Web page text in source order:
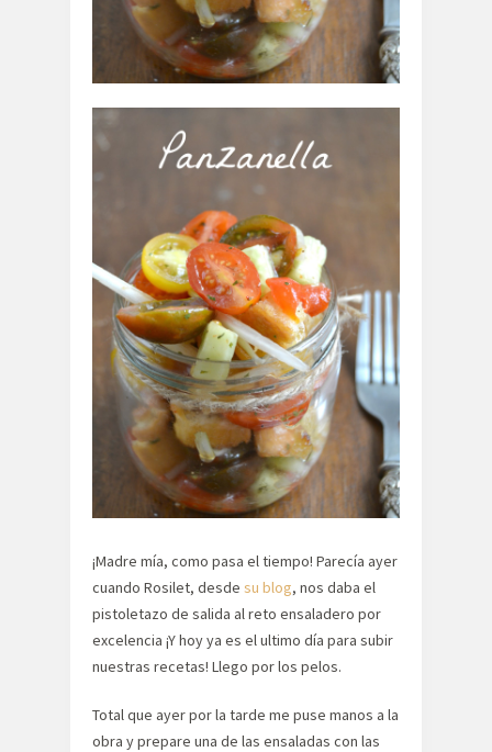
¡Madre mía, como pasa el tiempo! Parecía ayer
cuando Rosilet, desde su blog, nos daba el
pistoletazo de salida al reto ensaladero por
excelencia ¡Y hoy ya es el ultimo día para subir
nuestras recetas! Llego por los pelos.
Total que ayer por la tarde me puse manos a la
obra y prepare una de las ensaladas con las